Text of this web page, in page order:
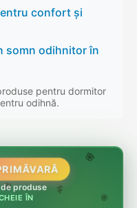
confort și
somn odihnitor în
pentru dormitor
odihnă.
🏵️
produse
ÎN